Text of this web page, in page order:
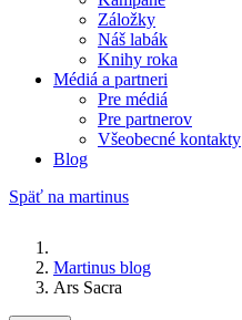
Záložky
Náš labák
Knihy roka
Médiá a partneri
Pre médiá
Pre partnerov
Všeobecné kontakty
Blog
Späť na martinus
Martinus blog
Ars Sacra